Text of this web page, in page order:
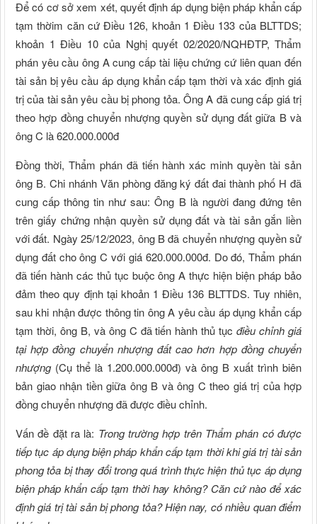
Để có cơ sở xem xét, quyết định áp dụng biện pháp khẩn cấp
tạm thờim căn cứ Điều 126, khoản 1 Điều 133 của BLTTDS;
khoản 1 Điều 10 của Nghị quyết 02/2020/NQHĐTP, Thẩm
phán yêu cầu ông A cung cấp tài liệu chứng cứ liên quan đến
tài sản bị yêu cầu áp dụng khẩn cấp tạm thời và xác định giá
trị của tài sản yêu cầu bị phong tỏa. Ông A đã cung cấp giá trị
theo hợp đồng chuyển nhượng quyền sử dụng đất giữa B và
ông C là 620.000.000đ
Đồng thời, Thẩm phán đã tiến hành xác minh quyền tài sản
ông B. Chi nhánh Văn phòng đăng ký đất đai thành phố H đã
cung cấp thông tin như sau: Ông B là người đang đứng tên
trên giấy chứng nhận quyền sử dụng đất và tài sản gắn liền
với đất. Ngày 25/12/2023, ông B đã chuyển nhượng quyền sử
dụng đất cho ông C với giá 620.000.000đ. Do đó, Thẩm phán
đã tiến hành các thủ tục buộc ông A thực hiện biện pháp bảo
đảm theo quy định tại khoản 1 Điều 136 BLTTDS. Tuy nhiên,
sau khi nhận được thông tin ông A yêu cầu áp dụng khẩn cấp
tạm thời, ông B, và ông C đã tiến hành thủ tụcđiều chỉnh giá
tại hợp đồng chuyển nhượng đất cao hơn hợp đồng chuyển
nhượng(Cụ thể là 1.200.000.000đ) và ông B xuất trình biên
bản giao nhận tiền giữa ông B và ông C theo giá trị của hợp
đồng chuyển nhượng đã được điều chỉnh.
Vấn đề đặt ra là: Trong trường hợp trên Thẩm phán có được
tiếp tục áp dụng biện pháp khẩn cấp tạm thời khi giá trị tài sản
phong tỏa bị thay đổi trong quá trình thực hiện thủ tục áp dụng
biện pháp khẩn cấp tạm thời hay không? Căn cứ nào để xác
định giá trị tài sản bị phong tỏa? Hiện nay, có nhiều quan điểm